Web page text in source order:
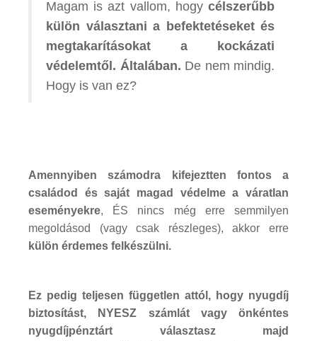
Magam is azt vallom, hogy célszerűbb
külön választani a befektetéseket és
megtakarításokat a kockázati
védelemtől. Általában. De nem mindig.
Hogy is van ez?
Amennyiben számodra kifejeztten fontos a
családod és saját magad védelme a váratlan
eseményekre, ÉS nincs még erre semmilyen
megoldásod (vagy csak részleges), akkor erre
külön érdemes felkészülni.
Ez pedig teljesen független attól, hogy nyugdíj
biztosítást, NYESZ számlát vagy önkéntes
nyugdíjpénztárt választasz majd